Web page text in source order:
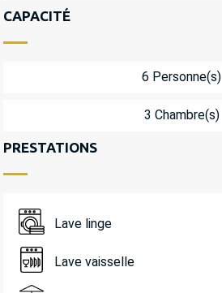
CAPACITÉ
6 Personne(s)
3 Chambre(s)
PRESTATIONS
Lave linge
Lave vaisselle